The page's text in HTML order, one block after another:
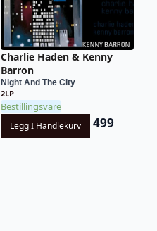
Charlie Haden & Kenny
Barron
Night And The City
2LP
Bestillingsvare
Legg I Handlekurv 499